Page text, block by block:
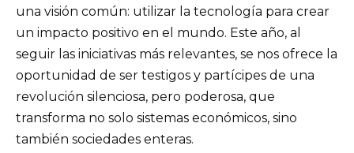
una visión común: utilizar la tecnología para crear
un impacto positivo en el mundo. Este año, al
seguir las iniciativas más relevantes, se nos ofrece la
oportunidad de ser testigos y partícipes de una
revolución silenciosa, pero poderosa, que
transforma no solo sistemas económicos, sino
también sociedades enteras.